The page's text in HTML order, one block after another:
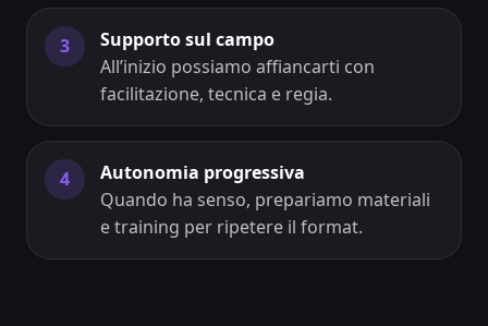
3
Supporto sul campo
All’inizio possiamo affiancarti con
facilitazione, tecnica e regia.
4
Autonomia progressiva
Quando ha senso, prepariamo materiali
e training per ripetere il format.